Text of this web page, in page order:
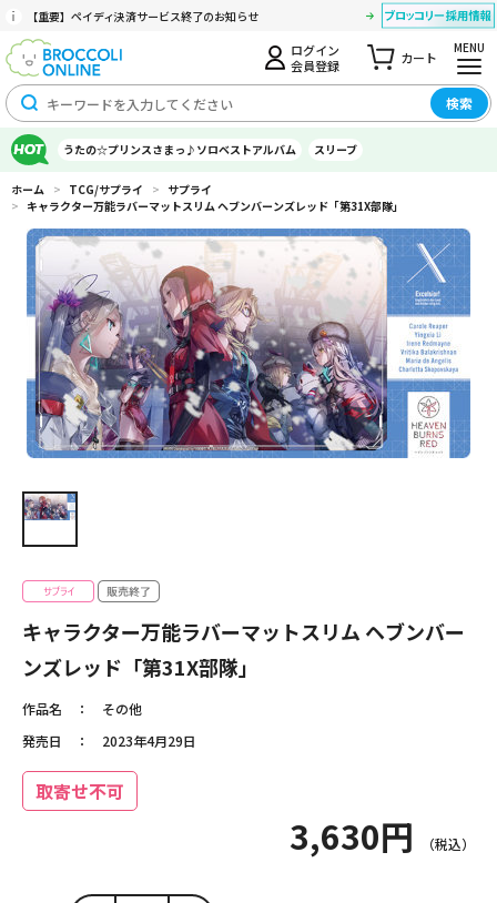
【重要】ペイディ決済サービス終了のお知らせ
ログイン
会員登録
カート
MENU
検索
うたの☆プリンスさまっ♪ソロベストアルバム スリーブ
ホーム > TCG/サプライ > サプライ
> キャラクター万能ラバーマットスリム ヘブンバーンズレッド「第31X部隊」
キャラクター万能ラバーマットスリム ヘブンバー
ンズレッド「第31X部隊」
作品名
その他
発売日
2023年4月29日
取寄せ不可
3,630円